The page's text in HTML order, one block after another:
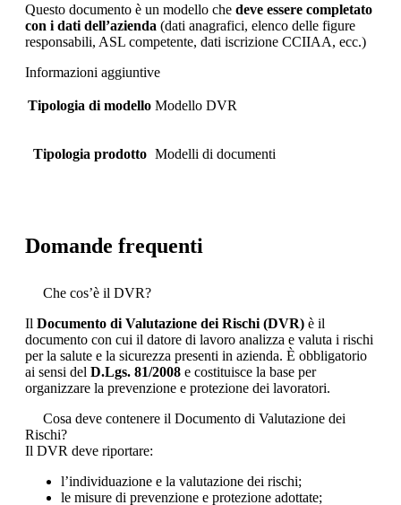
Questo documento è un modello che deve essere completato
con i dati dell’azienda (dati anagrafici, elenco delle figure
responsabili, ASL competente, dati iscrizione CCIIAA, ecc.)
Informazioni aggiuntive
Tipologia di modello Modello DVR
Tipologia prodotto Modelli di documenti
Domande frequenti
Che cos’è il DVR?
Il Documento di Valutazione dei Rischi (DVR) è il
documento con cui il datore di lavoro analizza e valuta i rischi
per la salute e la sicurezza presenti in azienda. È obbligatorio
ai sensi del D.Lgs. 81/2008 e costituisce la base per
organizzare la prevenzione e protezione dei lavoratori.
Cosa deve contenere il Documento di Valutazione dei
Rischi?
Il DVR deve riportare:
l’individuazione e la valutazione dei rischi;
le misure di prevenzione e protezione adottate;